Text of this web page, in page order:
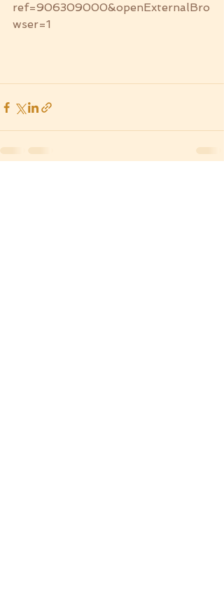
ref=906309000&openExternalBro
wser=1